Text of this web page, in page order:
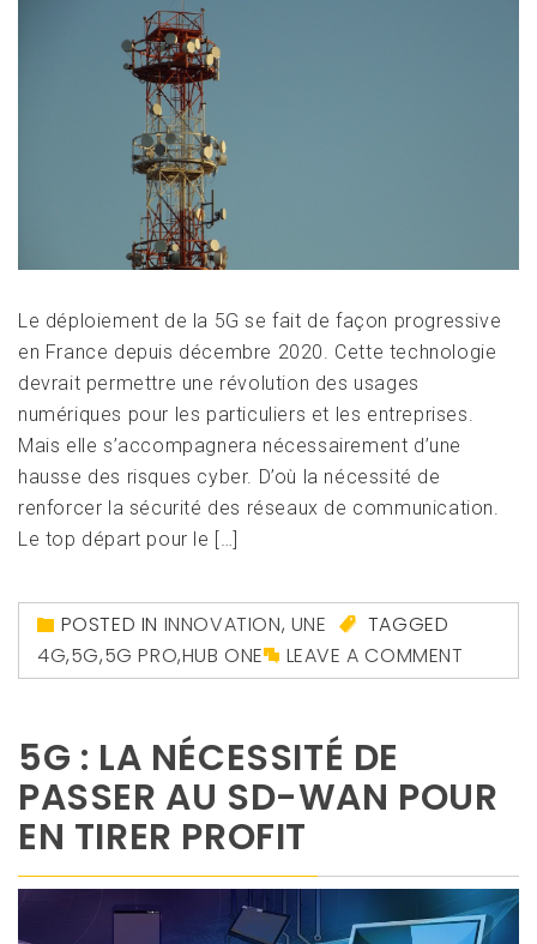
Le déploiement de la 5G se fait de façon progressive
en France depuis décembre 2020. Cette technologie
devrait permettre une révolution des usages
numériques pour les particuliers et les entreprises.
Mais elle s’accompagnera nécessairement d’une
hausse des risques cyber. D’où la nécessité de
renforcer la sécurité des réseaux de communication.
Le top départ pour le […]
POSTED IN INNOVATION, UNE
TAGGED
4G,5G,5G PRO,HUB ONE LEAVE A COMMENT
5G : LA NÉCESSITÉ DE
PASSER AU SD-WAN POUR
EN TIRER PROFIT